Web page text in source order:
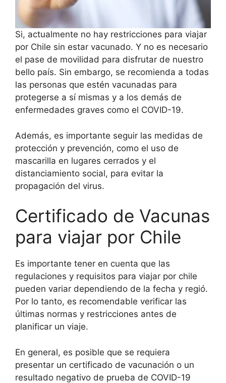
Si, actualmente no hay restricciones para viajar
por Chile sin estar vacunado. Y no es necesario
el pase de movilidad para disfrutar de nuestro
bello país. Sin embargo, se recomienda a todas
las personas que estén vacunadas para
protegerse a sí mismas y a los demás de
enfermedades graves como el COVID-19.
Además, es importante seguir las medidas de
protección y prevención, como el uso de
mascarilla en lugares cerrados y el
distanciamiento social, para evitar la
propagación del virus.
Certificado de Vacunas
para viajar por Chile
Es importante tener en cuenta que las
regulaciones y requisitos para viajar por chile
pueden variar dependiendo de la fecha y regió.
Por lo tanto, es recomendable verificar las
últimas normas y restricciones antes de
planificar un viaje.
En general, es posible que se requiera
presentar un certificado de vacunación o un
resultado negativo de prueba de COVID-19